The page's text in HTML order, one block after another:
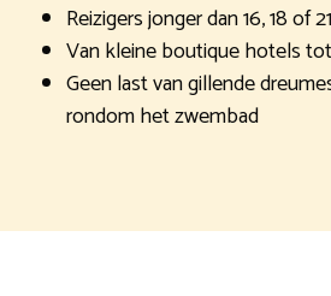
Reizigers jonger dan 16, 18 of
Van kleine boutique hotels
Geen last van gillende
rondom het zwembad